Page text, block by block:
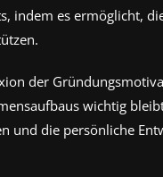
indem es ermöglicht,
der
wichtig
und die persönliche